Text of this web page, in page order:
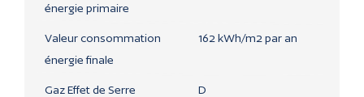
énergie primaire
Valeur consommation
énergie finale
162 kWh/m2 par an
Gaz Effet de Serre D